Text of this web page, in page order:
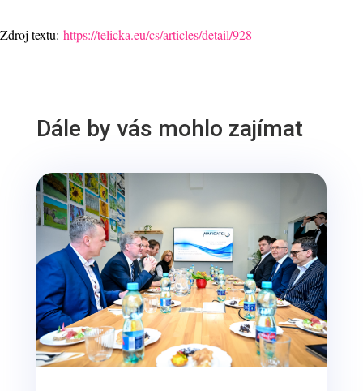
Zdroj textu: https://telicka.eu/cs/articles/detail/928
Dále by vás mohlo zajímat